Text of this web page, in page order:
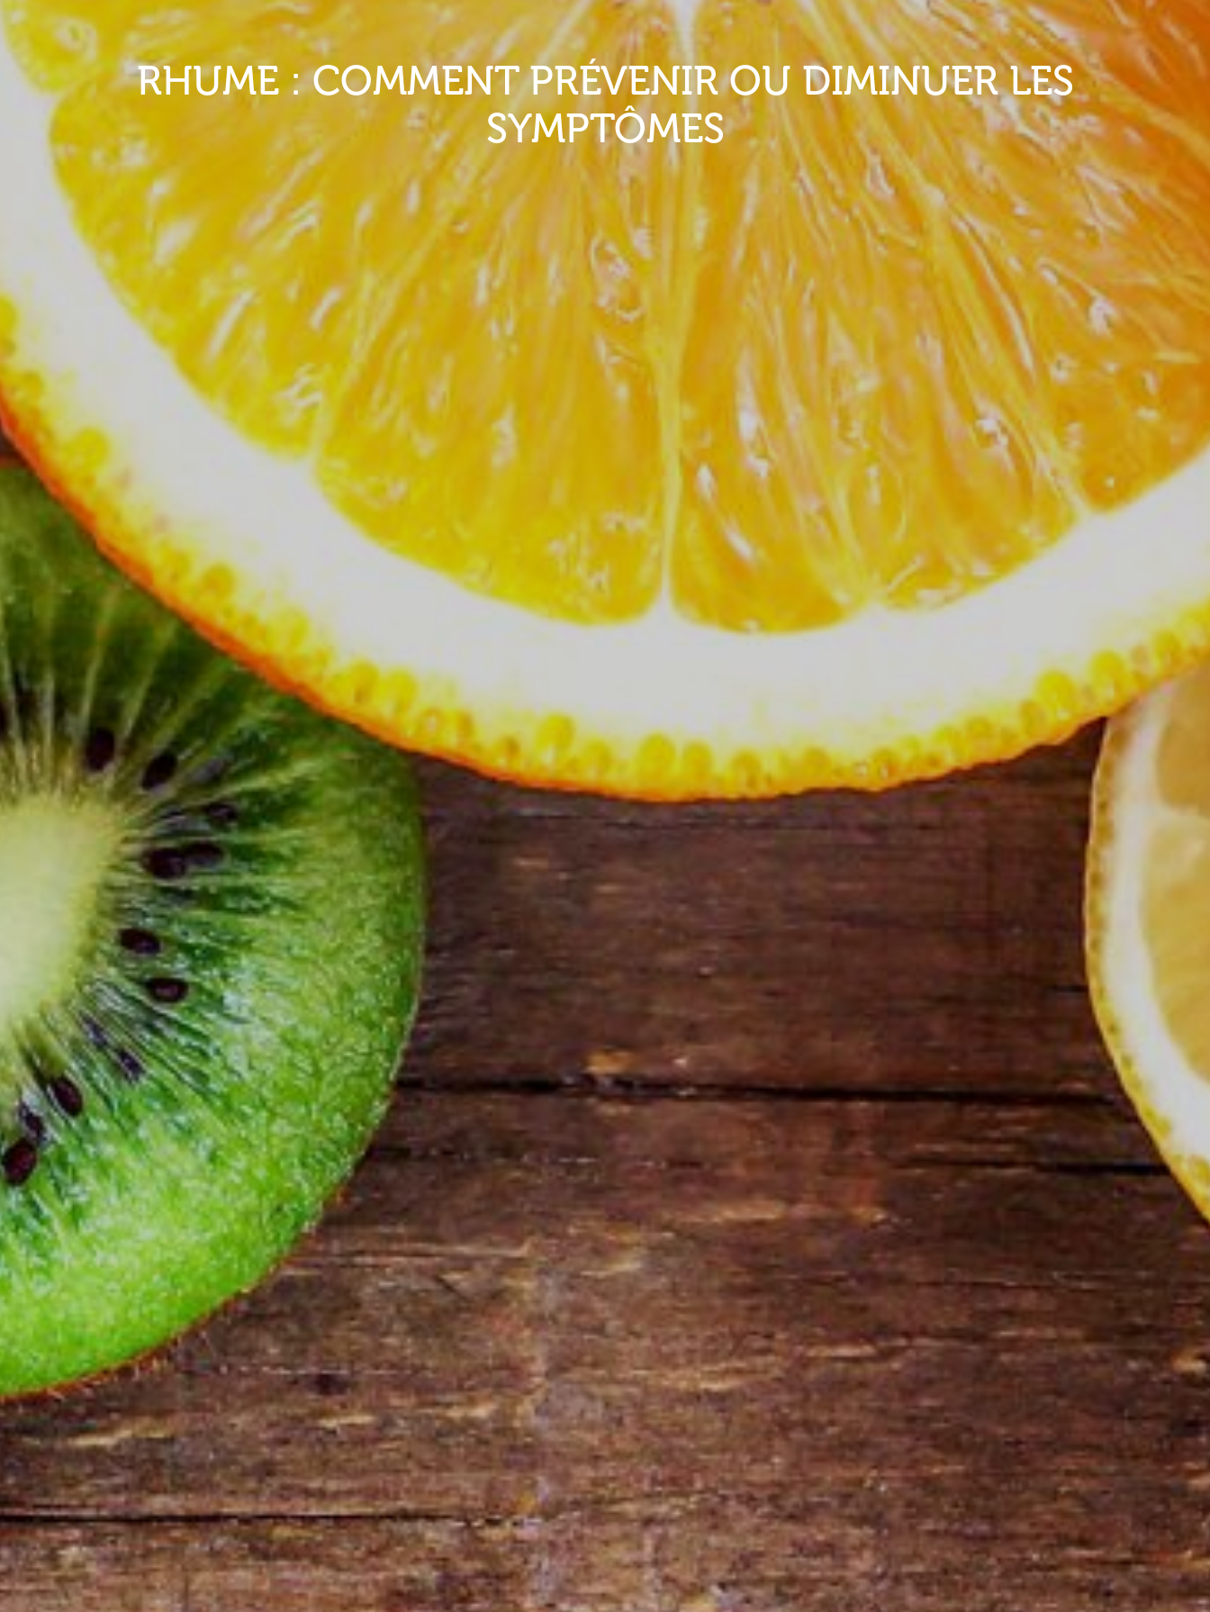
RHUME : COMMENT PRÉVENIR OU DIMINUER LES
SYMPTÔMES